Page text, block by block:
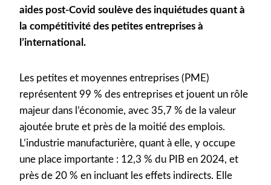
aides post-Covid soulève des inquiétudes quant à
la compétitivité des petites entreprises à
l’international.
Les petites et moyennes entreprises (PME)
représentent 99 % des entreprises et jouent un rôle
majeur dans l’économie, avec 35,7 % de la valeur
ajoutée brute et près de la moitié des emplois.
L’industrie manufacturière, quant à elle, y occupe
une place importante : 12,3 % du PIB en 2024, et
près de 20 % en incluant les effets indirects. Elle